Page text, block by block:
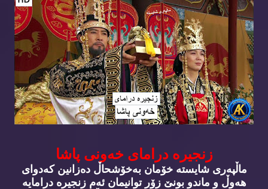
زنجیره‌ درامای خه‌ونی پاشا
ماڵپه‌ری شایسته‌ خۆمان به‌خۆشحاڵ ده‌زانین كه‌دوای
هه‌وڵ و ماندو بونێ زۆر توانیمان ئه‌م زنجیره‌ درامایه‌